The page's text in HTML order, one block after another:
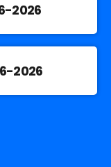
2026
2026